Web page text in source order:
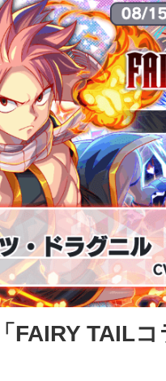
FAIRY TAIL